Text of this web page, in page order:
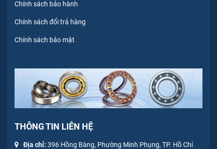
Chính sách bảo hành
Chính sách đổi trả hàng
Chính sách bảo mật
THÔNG TIN LIÊN HỆ
Địa chỉ: 396 Hồng Bàng, Phường Minh Phụng, TP. Hồ Chí